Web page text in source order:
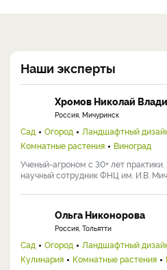
Наши эксперты
Хромов Николай
Россия, Мичуринск
Сад Огород Ландшафтный
Комнатные растения
Виноград
Ученый-агроном с 30+ лет
научный сотрудник ФНЦ им. И.В.
Ольга Никонорова
Россия, Тольятти
Сад Огород Ландшафтный
Кулинария
Комнатные растения